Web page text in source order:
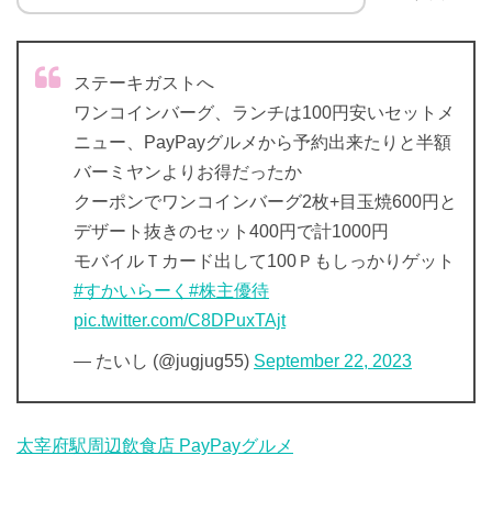
ステーキガストへ
ワンコインバーグ、ランチは100円安いセットメ
ニュー、PayPayグルメから予約出来たりと半額
バーミヤンよりお得だったか
クーポンでワンコインバーグ2枚+目玉焼600円と
デザート抜きのセット400円で計1000円
モバイルＴカード出して100Ｐもしっかりゲット
#すかいらーく #株主優待
pic.twitter.com/C8DPuxTAjt
— たいし (@jugjug55) September 22, 2023
太宰府駅周辺飲食店 PayPayグルメ